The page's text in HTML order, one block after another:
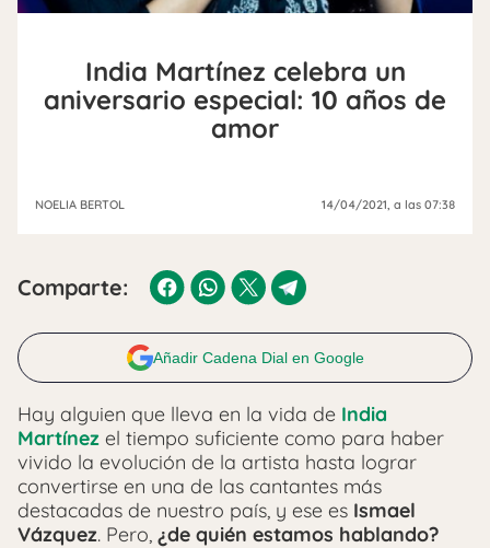
India Martínez celebra un
aniversario especial: 10 años de
amor
NOELIA BERTOL 14/04/2021 , a las 07:38
Comparte:
Añadir Cadena Dial en Google
Hay alguien que lleva en la vida de India
Martínez el tiempo suficiente como para haber
vivido la evolución de la artista hasta lograr
convertirse en una de las cantantes más
destacadas de nuestro país, y ese es Ismael
Vázquez. Pero, ¿de quién estamos hablando?